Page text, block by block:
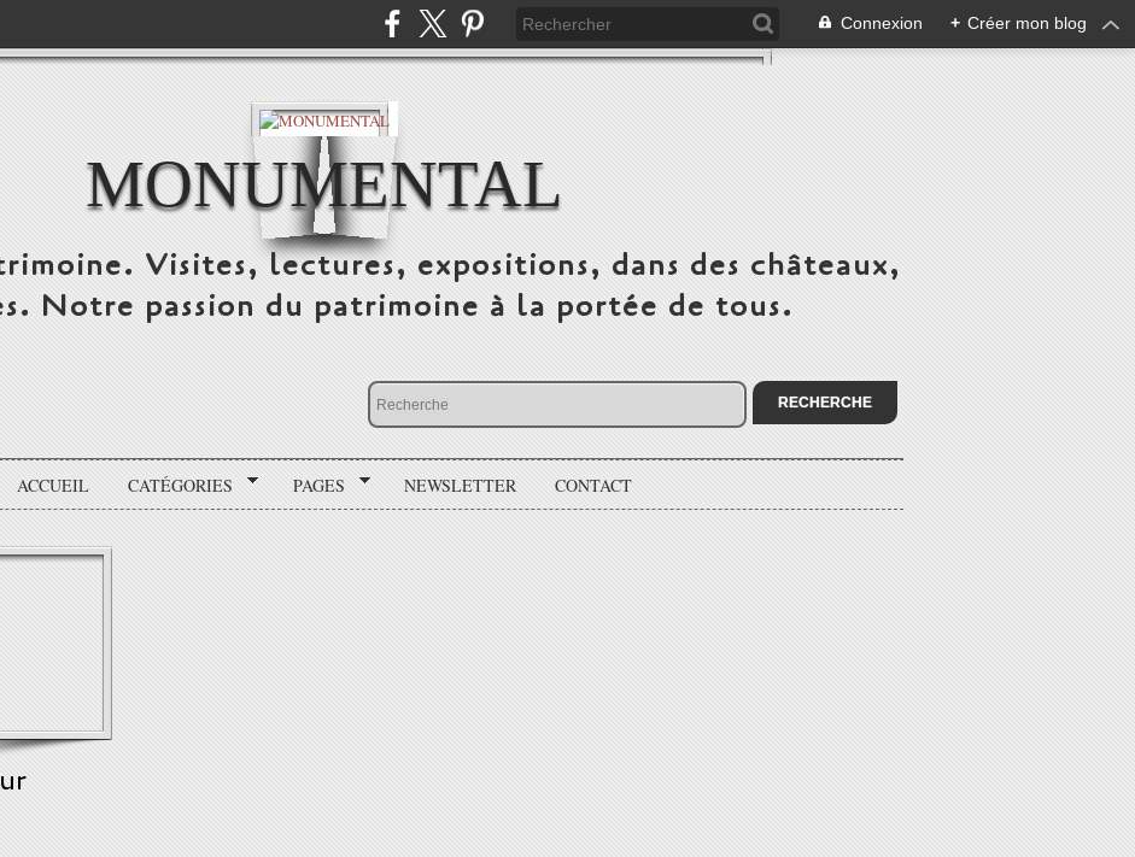
Connexion + Créer mon blog
MONUMENTAL
Visites, lectures, expositions, dans des châteaux,
Notre passion du patrimoine à la portée de tous.
ACCUEIL CATÉGORIES PAGES NEWSLETTER CONTACT